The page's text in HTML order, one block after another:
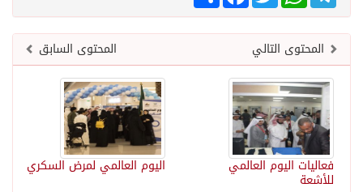
المحتوى السابق المحتوى التالي
اليوم العالمي لمرض السكري فعاليات اليوم العالمي
للأشعة